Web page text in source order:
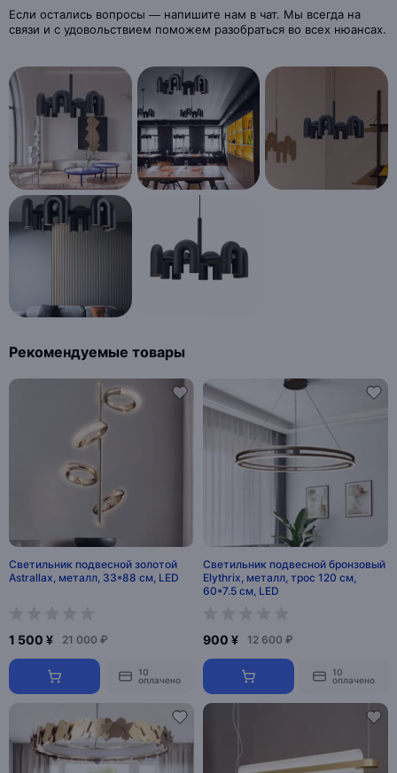
Если остались вопросы — напишите нам в чат. Мы всегда на
связи и с удовольствием поможем разобраться во всех нюансах.
Рекомендуемые товары
Светильник подвесной золотой
Astrallax, металл, 33*88 см, LED
1 500 ¥ 21 000 ₽
10
оплачено
Светильник подвесной бронзовый
Elythrix, металл, трос 120 см,
60*7.5 см, LED
900 ¥ 12 600 ₽
10
оплачено